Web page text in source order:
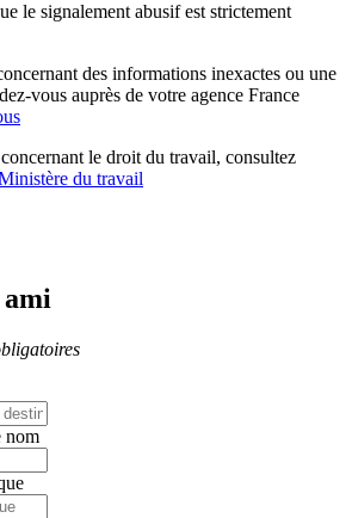
le signalement abusif est strictement
des informations inexactes ou une
vous auprès de votre agence France
le droit du travail, consultez
du travail
nom